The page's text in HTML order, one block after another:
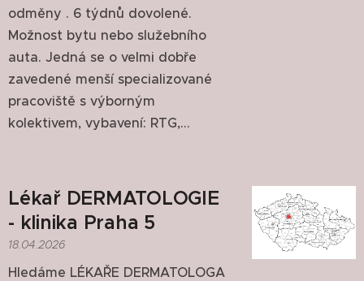
odměny . 6 týdnů dovolené.
Možnost bytu nebo služebního
auta. Jedná se o velmi dobře
zavedené menší specializované
pracoviště s výborným
kolektivem, vybavení: RTG,...
Lékař DERMATOLOGIE
- klinika Praha 5
18.04.2026
Hledáme LÉKAŘE DERMATOLOGA